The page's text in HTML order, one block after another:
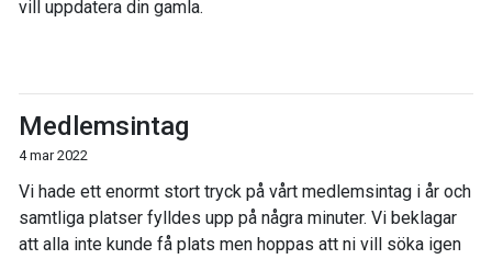
vill uppdatera din gamla.
Medlemsintag
4 mar 2022
Vi hade ett enormt stort tryck på vårt medlemsintag i år och
samtliga platser fylldes upp på några minuter. Vi beklagar
att alla inte kunde få plats men hoppas att ni vill söka igen